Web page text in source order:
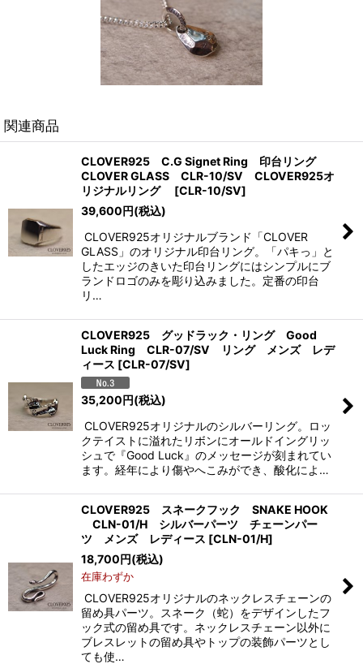
関連商品
CLOVER925 C.G Signet Ring 印台リング
CLOVER GLASS CLR-10/SV CLOVER925オ
リジナルリング
[CLR-10/SV]
39,600円(税込)
CLOVER925オリジナルブランド「CLOVER
GLASS」のオリジナル印台リング。「パキっ」と
したエッジのきいた印台リングにはシンプルにブ
ランドロゴのみを彫り込みました。定番の印台
リ…
CLOVER925 グッドラック・リング Good
Luck Ring CLR-07/SV リング メンズ レデ
ィース [CLR-07/SV]
35,200円(税込)
CLOVER925オリジナルのシルバーリング。ロッ
クテイストに溢れたリボンにオールドイングリッ
シュで『Good Luck』のメッセージが刻まれてい
ます。経年により傷やへこみができ、酸化によ…
CLOVER925 スネークフック SNAKE HOOK
CLN-01/H シルバーパーツ チェーンパー
ツ メンズ レディース [CLN-01/H]
18,700円(税込)
在庫わずか
CLOVER925オリジナルのネックレスチェーンの
留め具パーツ。スネーク（蛇）をデザインしたフ
ック式の留め具です。ネックレスチェーン以外に
ブレスレットの留め具やトップの装飾パーツとし
ても使…